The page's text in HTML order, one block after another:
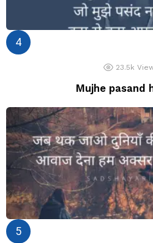
23.5k
Mujhe pasand